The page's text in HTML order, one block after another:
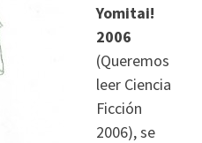
Yomitai!
2006
(Queremos
leer Ciencia
Ficción
2006), se